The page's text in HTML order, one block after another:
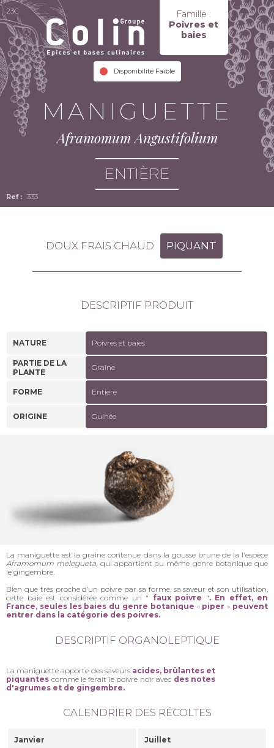
Famille :
Poivres et
baies
Disponibilité Faible
23C
333
MANIGUETTE
Aframomum Angustifolium
ENTIÈRE
DOUX FRAIS CHAUD PIQUANT
DESCRIPTIF PRODUIT
NATURE Poivres et baies
PARTIE DE LA
PLANTE
Graine
FORME Entière
ORIGINE Guinée
La maniguette est la graine contenue dans la gousse brune de la l'espèce
Aframomum melegueta, qui appartient au même genre botanique que
le gingembre.
Bien que très proche d’un poivre par sa forme, sa saveur et son utilisation,
cette baie est considérée comme un " faux poivre ". En effet, en
France, seules les baies du genre botanique «piper» peuvent
entrer dans la catégorie des poivres.
DESCRIPTIF ORGANOLEPTIQUE
La maniguette apporte des saveurs acides, brûlantes et
piquantes comme le ferait le poivre noir avec des notes
d'agrumes et de gingembre.
CALENDRIER DES RÉCOLTES
Janvier Juillet